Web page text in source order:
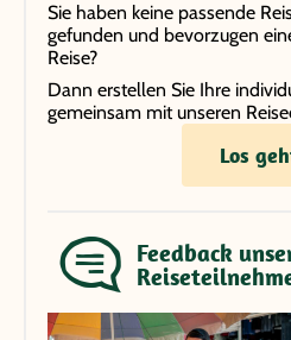
Sie haben keine passende
gefunden und bevorzugen
Reise?
Dann erstellen Sie Ihre
gemeinsam mit unseren
Los
Feedback